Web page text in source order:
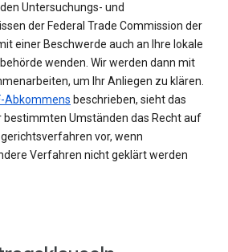
Untersuchungs- und
der Federal Trade Commission der
einer Beschwerde auch an Ihre lokale
wenden. Wir werden dann mit
um Ihr Anliegen zu klären.
Abkommens beschrieben, sieht das
bestimmten Umständen das Recht auf
vor, wenn
Verfahren nicht geklärt werden